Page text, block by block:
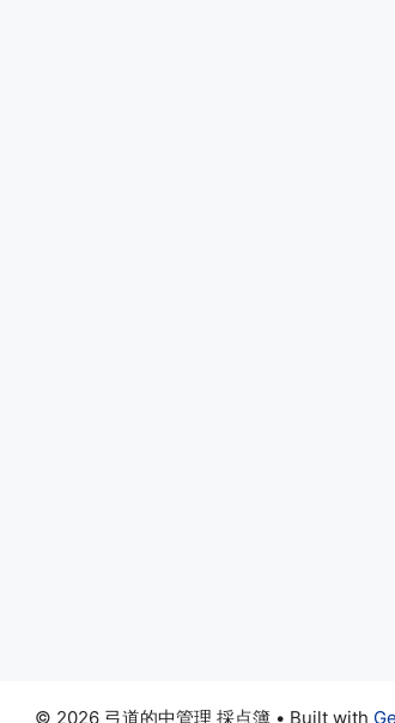
© 2026 弓道的中管理 採点簿 • Built with